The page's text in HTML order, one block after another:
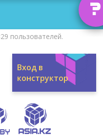
?
пользователей.
Вход в
конструктор